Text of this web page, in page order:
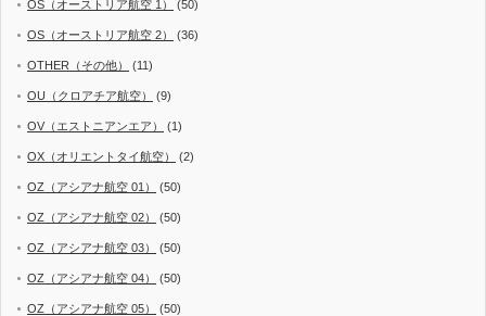
OS（オーストリア航空 1） (50)
OS（オーストリア航空 2） (36)
OTHER（その他） (11)
OU（クロアチア航空） (9)
OV（エストニアンエア） (1)
OX（オリエントタイ航空） (2)
OZ（アシアナ航空 01） (50)
OZ（アシアナ航空 02） (50)
OZ（アシアナ航空 03） (50)
OZ（アシアナ航空 04） (50)
OZ（アシアナ航空 05） (50)